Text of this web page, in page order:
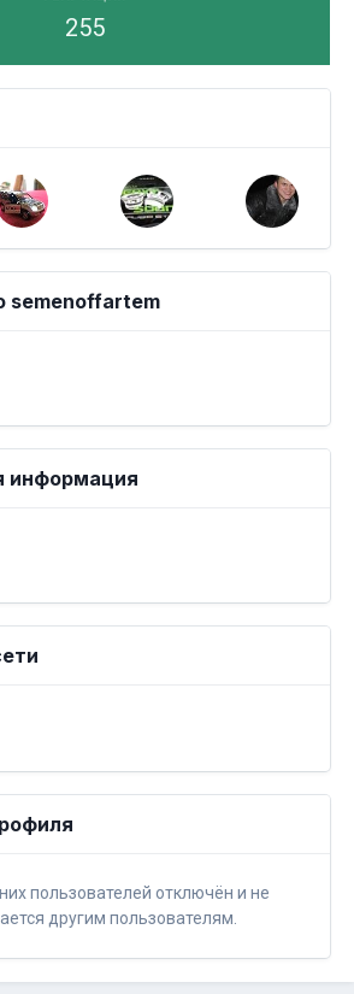
255
semenoffartem
информация
пользователей отключён и не
другим пользователям.